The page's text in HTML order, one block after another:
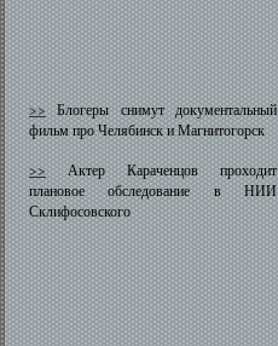
>>Блогеры снимут документальный
фильм про Челябинск и Магнитогорск
>>Актер Караченцов проходит
плановое обследование в НИИ
Склифосовского